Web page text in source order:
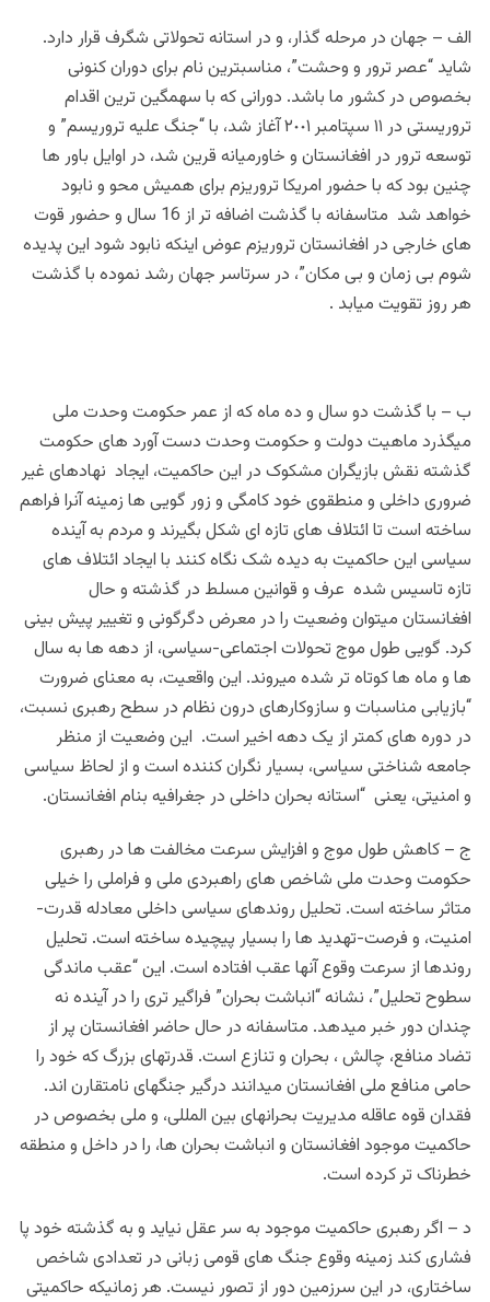
الف – جهان در مرحله گذار، و در استانه تحولاتی شگرف قرار دارد.
شاید “عصر ترور و وحشت”، مناسبترین نام برای دوران کنونی
بخصوص در کشور ما باشد. دورانی که با سهمگین ترین اقدام
تروریستی در ١١ سپتامبر ٢٠٠١ آغاز شد، با “جنگ علیه تروریسم” و
توسعه ترور در افغانستان و خاورمیانه قرین شد، در اوایل باور ها
چنین بود که با حضور امریکا تروریزم برای همیش محو و نابود
خواهد شد متاسفانه با گذشت اضافه تر از 16 سال و حضور قوت
های خارجی در افغانستان تروریزم عوض اینکه نابود شود این پدیده
شوم بی زمان و بی مکان”، در سرتاسر جهان رشد نموده با گذشت
هر روز تقویت میابد .
ب – با گذشت دو سال و ده ماه که از عمر حکومت وحدت ملی
میگذرد ماهیت دولت و حکومت وحدت دست آورد های حکومت
گذشته نقش بازیگران مشکوک در این حاکمیت، ایجاد نهادهای غیر
ضروری داخلی و منطقوی خود کامگی و زور گویی ها زمینه آنرا فراهم
ساخته است تا ائتلاف های تازه ای شکل بگیرند و مردم به آینده
سیاسی این حاکمیت به دیده شک نگاه کنند با ایجاد ائتلاف های
تازه تاسیس شده عرف و قوانین مسلط در گذشته و حال
افغانستان میتوان وضعیت را در معرض دگرگونی و تغییر پیش بینی
کرد. گویی طول موج تحولات اجتماعی-سیاسی، از دهه ها به سال
ها و ماه ها کوتاه تر شده میروند. این واقعیت، به معنای ضرورت
“بازیابی مناسبات و سازوکارهای درون نظام در سطح رهبری نسبت،
در دوره های کمتر از یک دهه اخیر است. این وضعیت از منظر
جامعه شناختی سیاسی، بسیار نگران کننده است و از لحاظ سیاسی
و امنیتی، یعنی “استانه بحران داخلی در جغرافیه بنام افغانستان.
ج – کاهش طول موج و افزایش سرعت مخالفت ها در رهبری
حکومت وحدت ملی شاخص های راهبردی ملی و فراملی را خیلی
متاثر ساخته است. تحلیل روندهای سیاسی داخلی معادله قدرت-
امنیت، و فرصت-تهدید ها را بسیار پیچیده ساخته است. تحلیل
روندها از سرعت وقوع آنها عقب افتاده است. این “عقب ماندگی
سطوح تحلیل”، نشانه “انباشت بحران” فراگیر تری را در آینده نه
چندان دور خبر میدهد. متاسفانه در حال حاضر افغانستان پر از
تضاد منافع، چالش ، بحران و تنازع است. قدرتهای بزرگ که خود را
حامی منافع ملی افغانستان میدانند درگیر جنگهای نامتقارن اند.
فقدان قوه عاقله مدیریت بحرانهای بین المللی، و ملی بخصوص در
حاکمیت موجود افغانستان و انباشت بحران ها، را در داخل و منطقه
خطرناک تر کرده است.
د – اگر رهبری حاکمیت موجود به سر عقل نیاید و به گذشته خود پا
فشاری کند زمینه وقوع جنگ های قومی زبانی در تعدادی شاخص
ساختاری، در این سرزمین دور از تصور نیست. هر زمانیکه حاکمیتی